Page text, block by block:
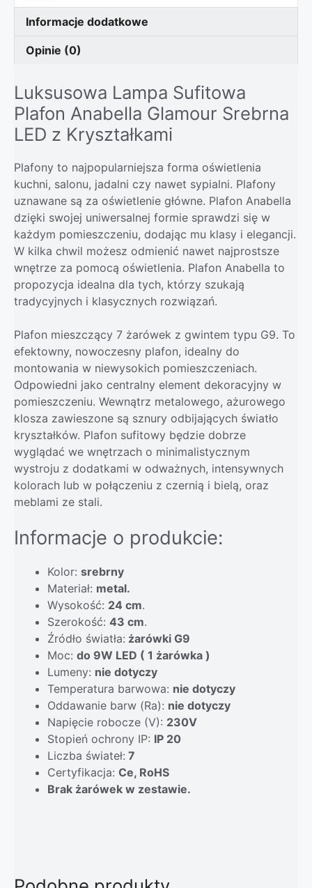
Informacje dodatkowe
Opinie (0)
Luksusowa Lampa Sufitowa
Plafon Anabella Glamour Srebrna
LED z Kryształkami
Plafony to najpopularniejsza forma oświetlenia
kuchni, salonu, jadalni czy nawet sypialni. Plafony
uznawane są za oświetlenie główne. Plafon Anabella
dzięki swojej uniwersalnej formie sprawdzi się w
każdym pomieszczeniu, dodając mu klasy i elegancji.
W kilka chwil możesz odmienić nawet najprostsze
wnętrze za pomocą oświetlenia. Plafon Anabella to
propozycja idealna dla tych, którzy szukają
tradycyjnych i klasycznych rozwiązań.
Plafon mieszczący 7 żarówek z gwintem typu G9. To
efektowny, nowoczesny plafon, idealny do
montowania w niewysokich pomieszczeniach.
Odpowiedni jako centralny element dekoracyjny w
pomieszczeniu. Wewnątrz metalowego, ażurowego
klosza zawieszone są sznury odbijających światło
kryształków. Plafon sufitowy będzie dobrze
wyglądać we wnętrzach o minimalistycznym
wystroju z dodatkami w odważnych, intensywnych
kolorach lub w połączeniu z czernią i bielą, oraz
meblami ze stali.
Informacje o produkcie:
Kolor: srebrny
Materiał: metal.
Wysokość: 24 cm.
Szerokość: 43 cm.
Źródło światła: żarówki G9
Moc: do 9W LED ( 1 żarówka )
Lumeny: nie dotyczy
Temperatura barwowa: nie dotyczy
Oddawanie barw (Ra): nie dotyczy
Napięcie robocze (V): 230V
Stopień ochrony IP: IP 20
Liczba świateł: 7
Certyfikacja: Ce, RoHS
Brak żarówek w zestawie.